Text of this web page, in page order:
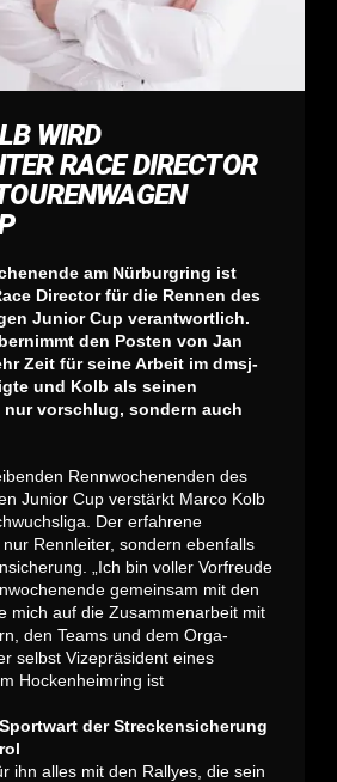
WIRD
RACE DIRECTOR
am Nürburgring ist
Director für die Rennen des
Junior Cup verantwortlich.
den Posten von Jan
Zeit für seine Arbeit im dmsj-
und Kolb als seinen
vorschlug, sondern auch
Rennwochenenden des
Junior Cup verstärkt Marco Kolb
Der erfahrene
Rennleiter, sondern ebenfalls
„Ich bin voller Vorfreude
gemeinsam mit den
mich auf die Zusammenarbeit mit
den Teams und dem Orga-
selbst Vizepräsident eines
Hockenheimring ist
der Streckensicherung
ihn alles mit den Rallyes, die sein